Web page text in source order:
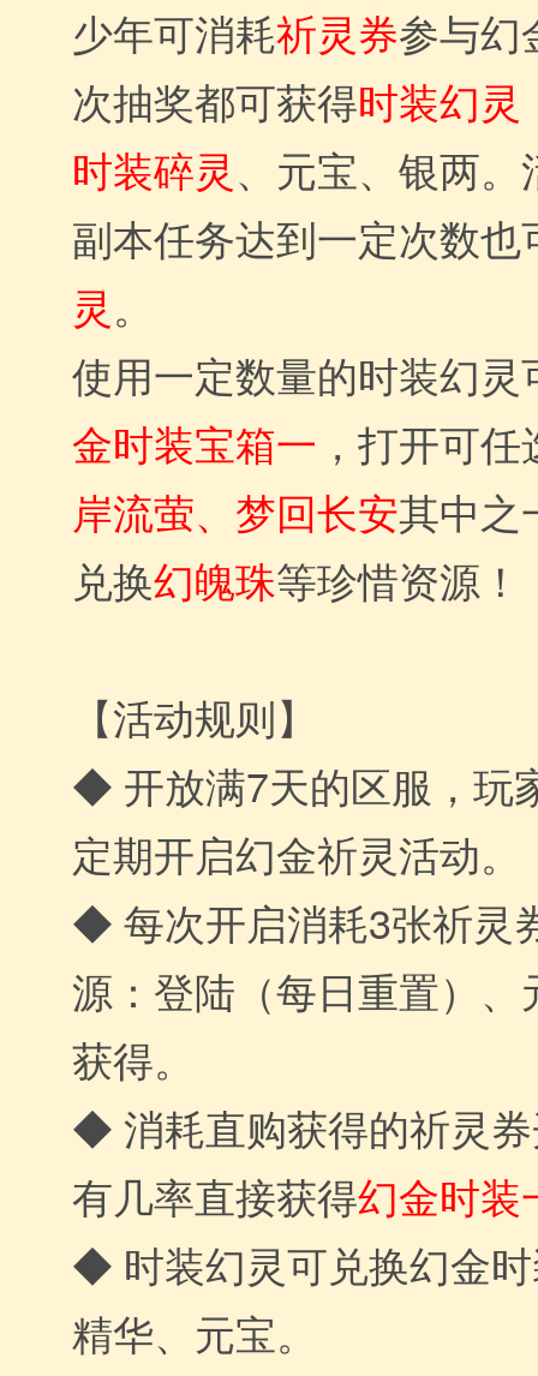
少年可消耗祈灵券参与幻
次抽奖都可获得时装幻灵
时装碎灵、元宝、银两
副本任务达到一定次数也
灵。
使用一定数量的时装幻灵
金时装宝箱一 ，打开可任
岸流萤、梦回长安其中之
兑换幻魄珠等珍惜资源！
【活动规则】
◆ 开放满7天的区服，玩
定期开启幻金祈灵活动。
◆ 每次开启消耗3张祈灵
源：登陆（每日重置）
获得。
◆ 消耗直购获得的祈灵
有几率直接获得幻金时装
◆ 时装幻灵可兑换幻金
精华、元宝。